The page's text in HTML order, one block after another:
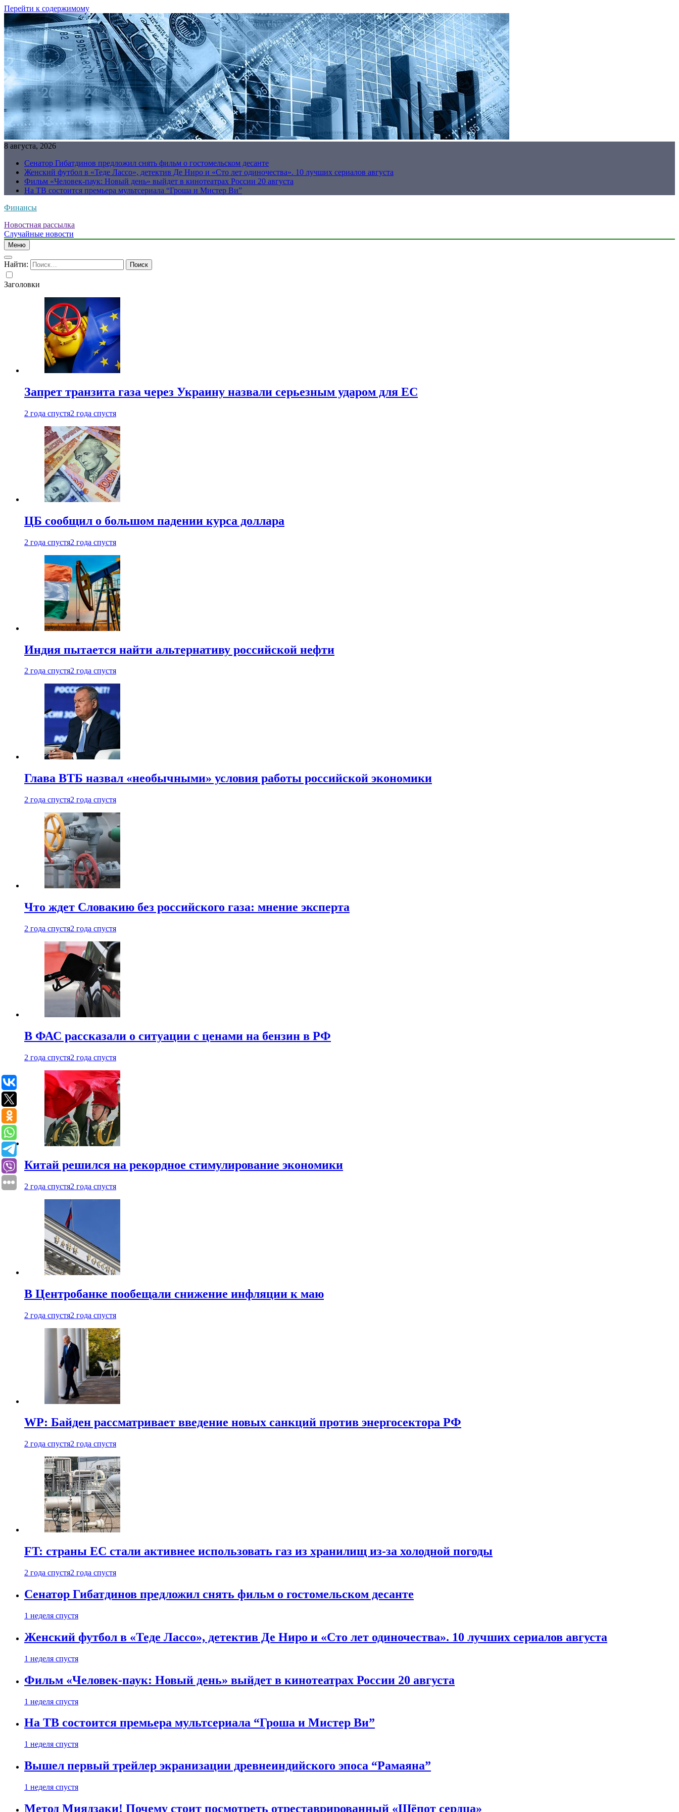
Перейти к содержимому
8 августа, 2026
Сенатор Гибатдинов предложил снять фильм о гостомельском десанте
Женский футбол в «Теде Лассо», детектив Де Ниро и «Сто лет одиночества». 10 лучших сериалов августа
Фильм «Человек-паук: Новый день» выйдет в кинотеатрах России 20 августа
На ТВ состоится премьера мультсериала “Гроша и Мистер Ви”
Финансы
Новостная рассылка
Случайные новости
Меню
Найти:
Заголовки
Запрет транзита газа через Украину назвали серьезным ударом для ЕС
2 года спустя2 года спустя
ЦБ сообщил о большом падении курса доллара
2 года спустя2 года спустя
Индия пытается найти альтернативу российской нефти
2 года спустя2 года спустя
Глава ВТБ назвал «необычными» условия работы российской экономики
2 года спустя2 года спустя
Что ждет Словакию без российского газа: мнение эксперта
2 года спустя2 года спустя
В ФАС рассказали о ситуации с ценами на бензин в РФ
2 года спустя2 года спустя
Китай решился на рекордное стимулирование экономики
2 года спустя2 года спустя
В Центробанке пообещали снижение инфляции к маю
2 года спустя2 года спустя
WP: Байден рассматривает введение новых санкций против энергосектора РФ
2 года спустя2 года спустя
FT: страны ЕС стали активнее использовать газ из хранилищ из-за холодной погоды
2 года спустя2 года спустя
Сенатор Гибатдинов предложил снять фильм о гостомельском десанте
1 неделя спустя
Женский футбол в «Теде Лассо», детектив Де Ниро и «Сто лет одиночества». 10 лучших сериалов августа
1 неделя спустя
Фильм «Человек-паук: Новый день» выйдет в кинотеатрах России 20 августа
1 неделя спустя
На ТВ состоится премьера мультсериала “Гроша и Мистер Ви”
1 неделя спустя
Вышел первый трейлер экранизации древнеиндийского эпоса “Рамаяна”
1 неделя спустя
Метод Миядзаки! Почему стоит посмотреть отреставрированный «Шёпот сердца»